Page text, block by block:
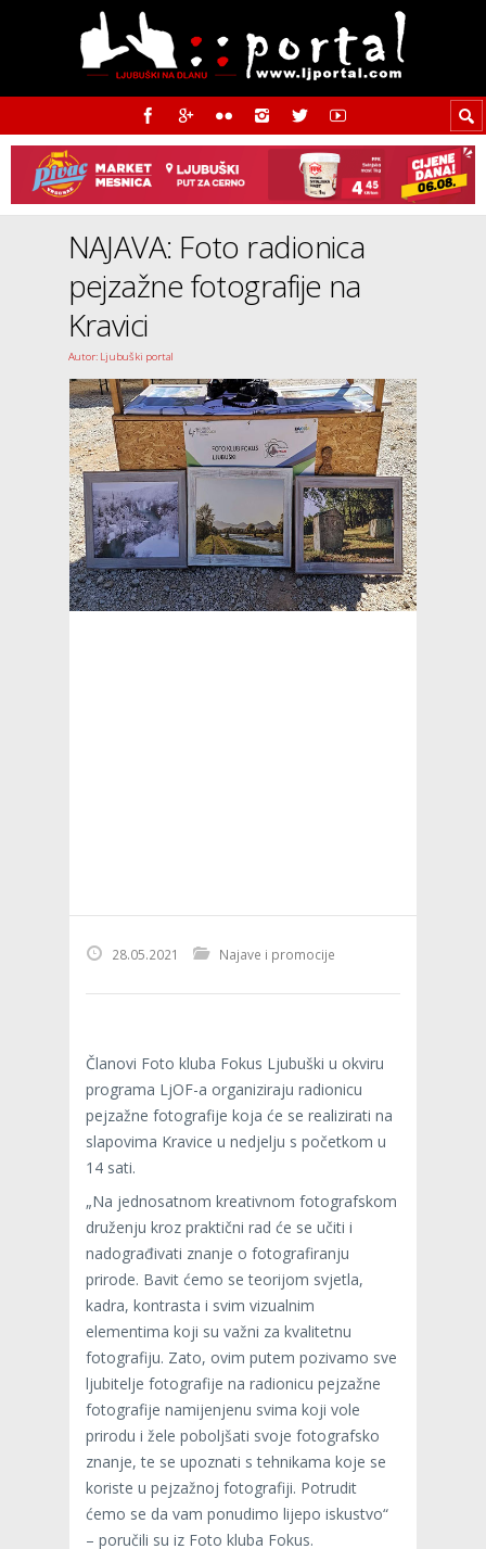
NAJAVA: Foto radionica
pejzažne fotografije na
Kravici
Autor: Ljubuški portal
28.05.2021 Najave i promocije
Članovi Foto kluba Fokus Ljubuški u okviru
programa LjOF-a organiziraju radionicu
pejzažne fotografije koja će se realizirati na
slapovima Kravice u nedjelju s početkom u
14 sati.
„Na jednosatnom kreativnom fotografskom
druženju kroz praktični rad će se učiti i
nadograđivati znanje o fotografiranju
prirode. Bavit ćemo se teorijom svjetla,
kadra, kontrasta i svim vizualnim
elementima koji su važni za kvalitetnu
fotografiju. Zato, ovim putem pozivamo sve
ljubitelje fotografije na radionicu pejzažne
fotografije namijenjenu svima koji vole
prirodu i žele poboljšati svoje fotografsko
znanje, te se upoznati s tehnikama koje se
koriste u pejzažnoj fotografiji. Potrudit
ćemo se da vam ponudimo lijepo iskustvo“
– poručili su iz Foto kluba Fokus.